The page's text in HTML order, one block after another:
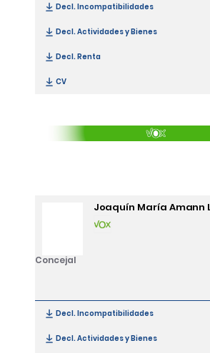
Decl. Incompatibilidades[Inmaculada
Decl. Actividades y Bienes[Inmaculada
Decl. Renta[Inmaculada Chamizo
CV[Inmaculada Chamizo Carretero]
Joaquín María Amann
Concejal
Decl. Incompatibilidades[Joaquín
Decl. Actividades y Bienes[Joaquín